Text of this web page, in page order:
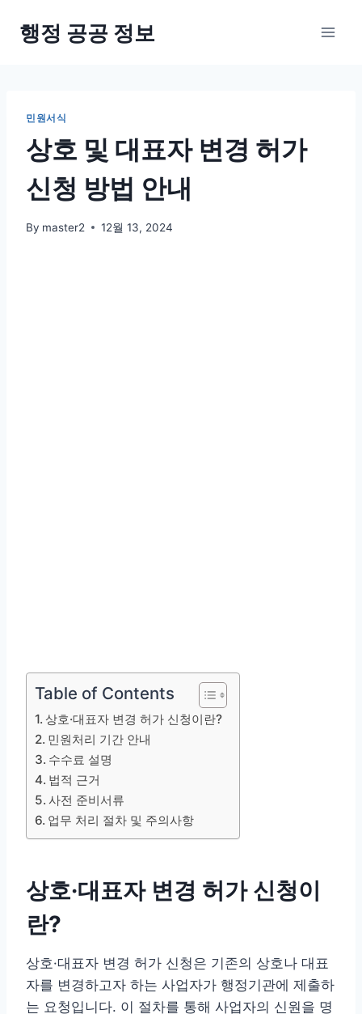
행정 공공 정보
민원서식
상호 및 대표자 변경 허가
신청 방법 안내
By master2 12월 13, 2024
Table of Contents
상호·대표자 변경 허가 신청이란?
민원처리 기간 안내
수수료 설명
법적 근거
사전 준비서류
업무 처리 절차 및 주의사항
상호·대표자 변경 허가 신청이
란?
상호·대표자 변경 허가 신청은 기존의 상호나 대표
자를 변경하고자 하는 사업자가 행정기관에 제출하
는 요청입니다. 이 절차를 통해 사업자의 신원을 명